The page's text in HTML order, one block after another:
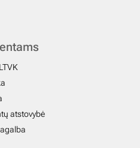
atstovybė